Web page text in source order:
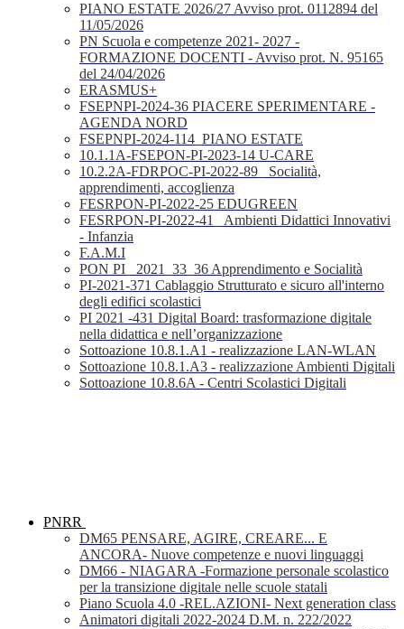
PIANO ESTATE 2026/27 Avviso prot. 0112894 del
11/05/2026
PN Scuola e competenze 2021- 2027 -
FORMAZIONE DOCENTI - Avviso prot. N. 95165
del 24/04/2026
ERASMUS+
FSEPNPI-2024-36 PIACERE SPERIMENTARE -
AGENDA NORD
FSEPNPI-2024-114_PIANO ESTATE
10.1.1A-FSEPON-PI-2023-14 U-CARE
10.2.2A-FDRPOC-PI-2022-89_ Socialità,
apprendimenti, accoglienza
FESRPON-PI-2022-25 EDUGREEN
FESRPON-PI-2022-41_ Ambienti Didattici Innovativi
- Infanzia
F.A.M.I
PON PI_ 2021_33_36 Apprendimento e Socialità
PI-2021-371 Cablaggio Strutturato e sicuro all'interno
degli edifici scolastici
PI 2021 -431 Digital Board: trasformazione digitale
nella didattica e nell’organizzazione
Sottoazione 10.8.1.A1 - realizzazione LAN-WLAN
Sottoazione 10.8.1.A3 - realizzazione Ambienti Digitali
Sottoazione 10.8.6A - Centri Scolastici Digitali
PNRR
DM65 PENSARE, AGIRE, CREARE... E
ANCORA- Nuove competenze e nuovi linguaggi
DM66 - NIAGARA -Formazione personale scolastico
per la transizione digitale nelle scuole statali
Piano Scuola 4.0 -REL.AZIONI- Next generation class
Animatori digitali 2022-2024 D.M. n. 222/2022